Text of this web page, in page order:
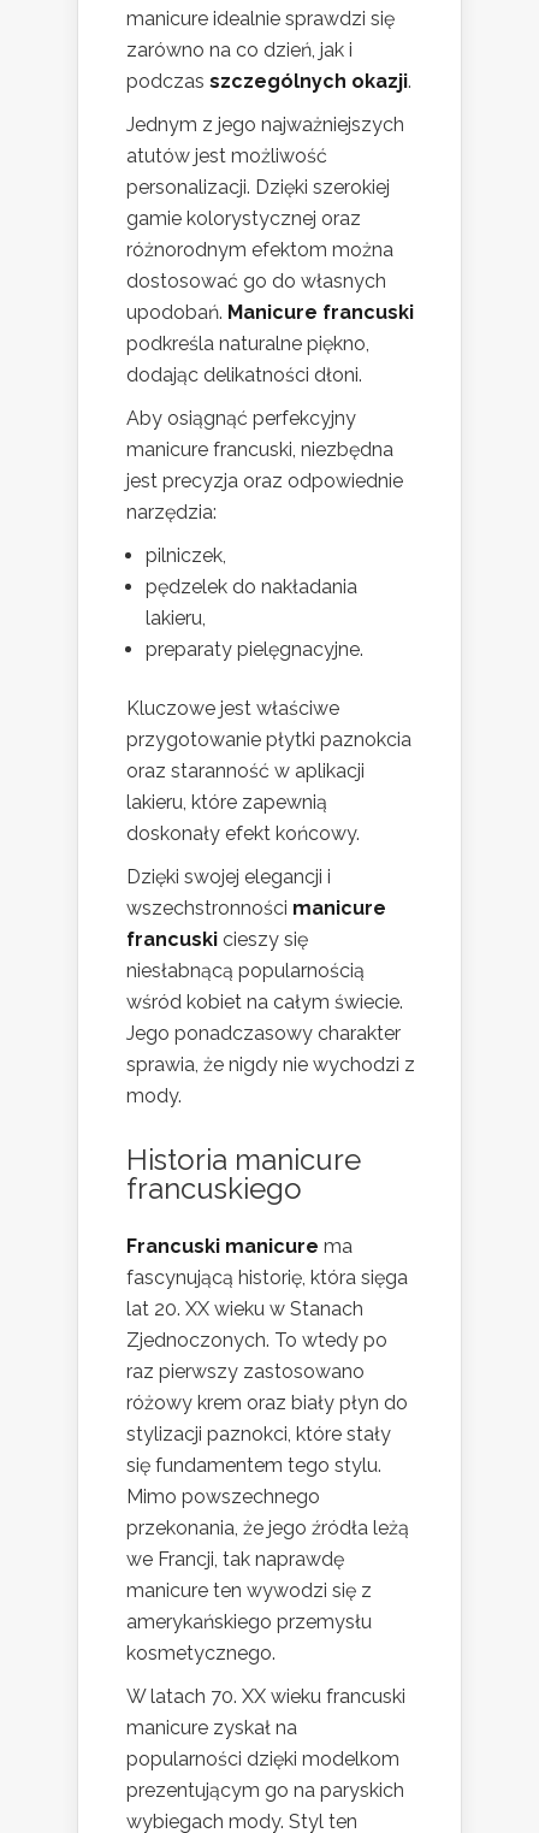
manicure idealnie sprawdzi się
zarówno na co dzień, jak i
podczas szczególnych okazji.
Jednym z jego najważniejszych
atutów jest możliwość
personalizacji. Dzięki szerokiej
gamie kolorystycznej oraz
różnorodnym efektom można
dostosować go do własnych
upodobań. Manicure francuski
podkreśla naturalne piękno,
dodając delikatności dłoni.
Aby osiągnąć perfekcyjny
manicure francuski, niezbędna
jest precyzja oraz odpowiednie
narzędzia:
pilniczek,
pędzelek do nakładania
lakieru,
preparaty pielęgnacyjne.
Kluczowe jest właściwe
przygotowanie płytki paznokcia
oraz staranność w aplikacji
lakieru, które zapewnią
doskonały efekt końcowy.
Dzięki swojej elegancji i
wszechstronności manicure
francuski cieszy się
niesłabnącą popularnością
wśród kobiet na całym świecie.
Jego ponadczasowy charakter
sprawia, że nigdy nie wychodzi z
mody.
Historia manicure
francuskiego
Francuski manicure ma
fascynującą historię, która sięga
lat 20. XX wieku w Stanach
Zjednoczonych. To wtedy po
raz pierwszy zastosowano
różowy krem oraz biały płyn do
stylizacji paznokci, które stały
się fundamentem tego stylu.
Mimo powszechnego
przekonania, że jego źródła leżą
we Francji, tak naprawdę
manicure ten wywodzi się z
amerykańskiego przemysłu
kosmetycznego.
W latach 70. XX wieku francuski
manicure zyskał na
popularności dzięki modelkom
prezentującym go na paryskich
wybiegach mody. Styl ten